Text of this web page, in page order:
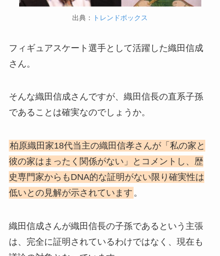
出典： トレンドボックス
フィギュアスケート選手として活躍した織田信成
さん。
そんな織田信成さんですが、織田信長の直系子孫
であることは確実なのでしょうか。
柏原織田家18代当主の織田信孝さんが「私の家と
彼の家はまったく関係がない」とコメントし、歴
史専門家からもDNA的な証明がない限り確実性は
低いとの見解が示されています 。
織田信成さんが織田信長の子孫であるという主張
は、完全に証明されているわけではなく、現在も